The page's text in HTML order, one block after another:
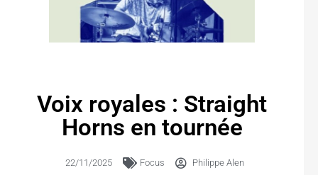
Voix royales : Straight
Horns en tournée
22/11/2025 Focus Philippe Alen